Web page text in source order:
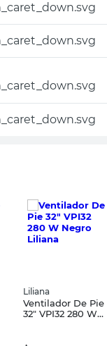
Liliana
Ventilador De Pie
32" VPI32 280 W